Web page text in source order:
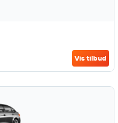
Vis tilbud